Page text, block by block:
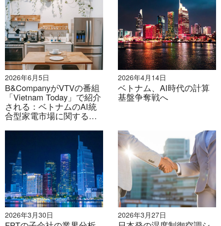
– Third, digital infrastructure, particularly 5G and IoT,
is enabling smart home solutions to operate more
stably, with faster response times, and to expand into
more advanced applications such as energy
management and smart security.
質問2:Some reports suggest the smart home
market is starting to reach Vietnam’s middle-class
customers. What is B&Company’s view on this?
回答:
In B&Company’s view, this observation is well-
founded. According to the WTO, Vietnam’s middle
class is expanding rapidly and is projected to account
2026年6月5日
B&CompanyがVTVの番組
「Vietnam Today」で紹介
される：ベトナムのAI統
合型家電市場に関する洞
2026年4月14日
ベトナム、AI時代の計算
基盤争奪戦へ
2026年3月30日 2026年3月27日